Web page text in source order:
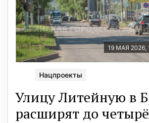
19 МАЯ 2026,
Нацпроекты
Улицу Литейную в
расширят до